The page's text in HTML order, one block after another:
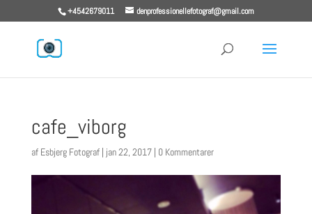
+4542679011 denprofessionellefotograf@gmail.com
cafe_viborg
af Esbjerg Fotograf| jan 22, 2017| 0 Kommentarer